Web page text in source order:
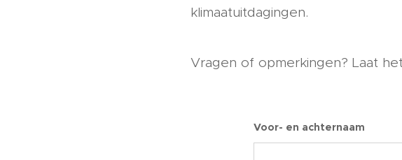
klimaatuitdagingen.
Vragen of opmerkingen? Laat
Voor- en achternaam